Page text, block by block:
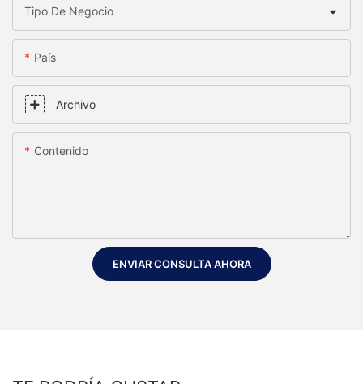
Tipo De Negocio
País
Archivo
Contenido
ENVIAR CONSULTA AHORA